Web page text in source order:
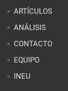
ARTÍCULOS
ANÁLISIS
CONTACTO
EQUIPO
INEU